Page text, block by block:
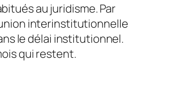
au juridisme. Par
interinstitutionnelle
le délai institutionnel.
qui restent.